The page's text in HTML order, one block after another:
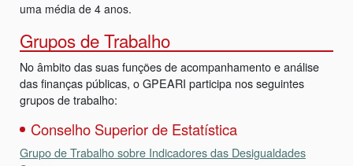
uma média de 4 anos.
Grupos de Trabalho
No âmbito das suas funções de acompanhamento e análise
das finanças públicas, o GPEARI participa nos seguintes
grupos de trabalho:
Conselho Superior de Estatística
Grupo de Trabalho sobre Indicadores das Desigualdades